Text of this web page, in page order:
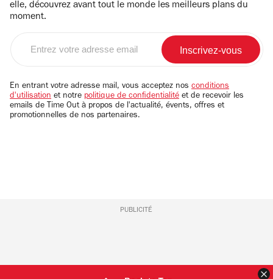
elle, découvrez avant tout le monde les meilleurs plans du
moment.
email
En entrant votre adresse mail, vous acceptez nos conditions
d'utilisation et notre politique de confidentialité et de recevoir les
emails de Time Out à propos de l'actualité, évents, offres et
promotionnelles de nos partenaires.
PUBLICITÉ